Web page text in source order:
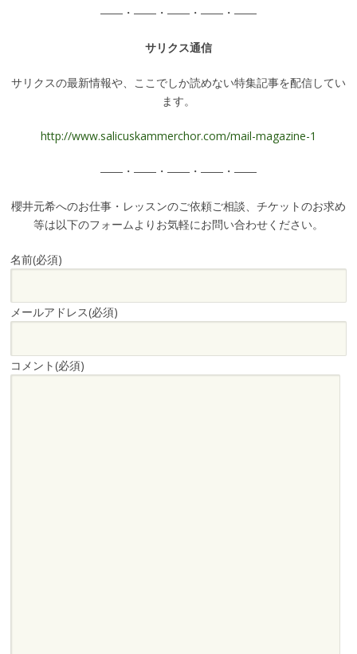
――・――・――・――・――
サリクス通信
サリクスの最新情報や、ここでしか読めない特集記事を配信してい
ます。
http://www.salicuskammerchor.com/mail-magazine-1
――・――・――・――・――
櫻井元希へのお仕事・レッスンのご依頼ご相談、チケットのお求め
等は以下のフォームよりお気軽にお問い合わせください。
名前(必須)
メールアドレス(必須)
コメント(必須)